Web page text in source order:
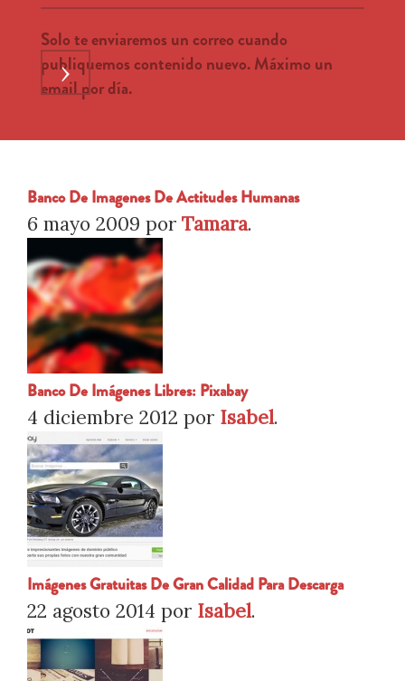
Solo te enviaremos un correo cuando
publiquemos contenido nuevo. Máximo un
email por día.
›
Banco De Imagenes De Actitudes Humanas
6 mayo 2009 por Tamara.
Banco De Imágenes Libres: Pixabay
4 diciembre 2012 por Isabel.
Imágenes Gratuitas De Gran Calidad Para Descarga
22 agosto 2014 por Isabel.